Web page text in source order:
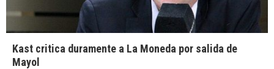
Kast critica duramente a La Moneda por salida de
Mayol